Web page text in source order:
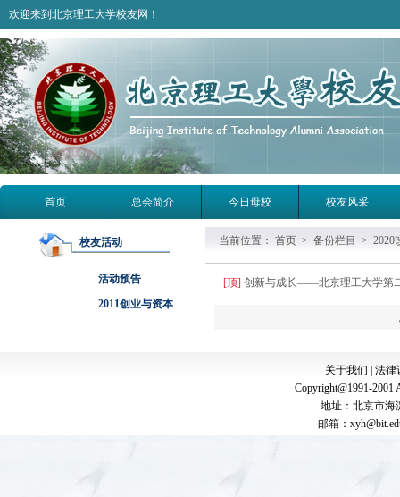
欢迎来到北京理工大学校友网！
首页 总会简介 今日母校 校友风采
校友活动
活动预告
2011创业与资本
当前位置： 首页 > 备份栏目 > 2020
[顶] 创新与成长——北京理工大学第
关于我们
法律
Copyright@1991-2001
地址：北京市
邮箱：